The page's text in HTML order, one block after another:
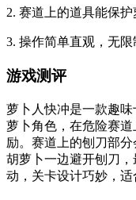
2. 赛道上的道具能保
3. 操作简单直观，无限
游戏测评
萝卜人快冲是一款趣
萝卜角色，在危险赛
励。赛道上的刨刀部
胡萝卜一边避开刨刀
动，关卡设计巧妙，适